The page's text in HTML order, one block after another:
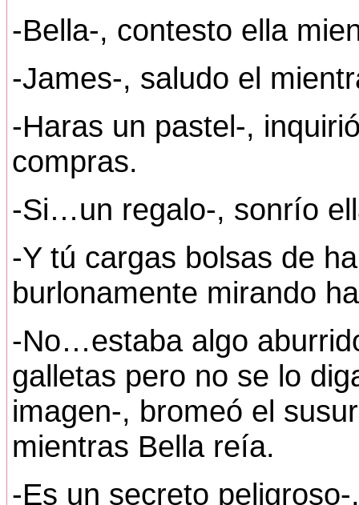
-Bella-, contesto ella
-James-, saludo el
-Haras un pastel-,
compras.
-Si…un regalo-, sonrío
-Y tú cargas bolsas de
burlonamente mirando
-No…estaba algo
galletas pero no se lo
imagen-, bromeó el
mientras Bella reía.
-Es un secreto